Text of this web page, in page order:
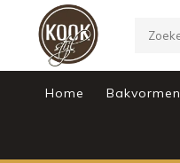
Home Bakvormen